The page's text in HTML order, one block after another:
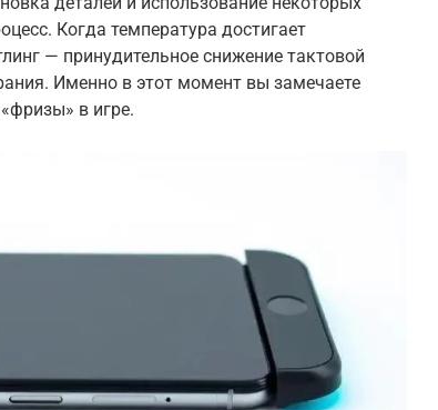
Когда температура достигает
— принудительное снижение тактовой
Именно в этот момент вы замечаете
в игре.